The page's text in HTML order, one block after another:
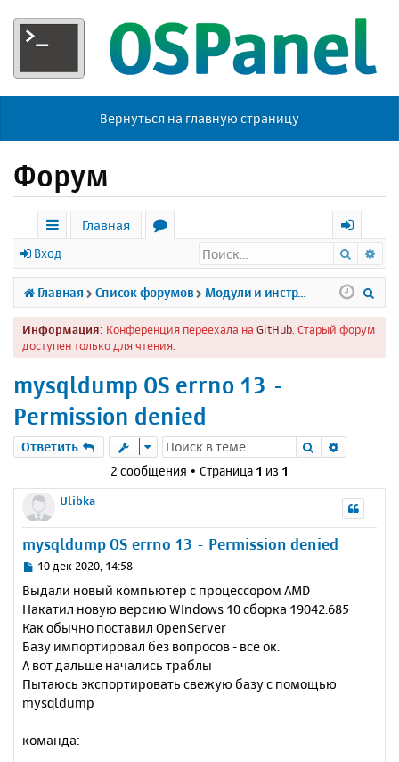
Вернуться на главную страницу
Форум
с
ы
л
к
Главная
р
у
м
х
о
д
Вход Поиск
Главная Список форумов Модули и инструменты
Информация: Конференция переехала на GitHub . Старый форум
доступен только для чтения.
mysqldump OS errno 13 -
Permission denied
Ответить Поиск
2 сообщения • Страница 1 из 1
Ulibka
mysqldump OS errno 13 - Permission denied
С
о
б
щ
е
н
е
10 дек 2020, 14:58
Выдали новый компьютер с процессором AMD
Накатил новую версию WIndows 10 сборка 19042.685
Как обычно поставил OpenServer
Базу импортировал без вопросов - все ок.
А вот дальше начались траблы
Пытаюсь экспортировать свежую базу с помощью
mysqldump
команда: